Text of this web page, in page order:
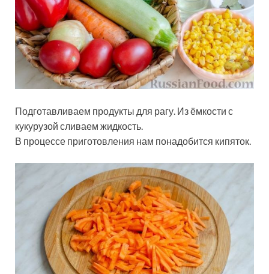
Подготавливаем продукты для рагу. Из ёмкости с
кукурузой сливаем жидкость.
В процессе приготовления нам понадобится кипяток.